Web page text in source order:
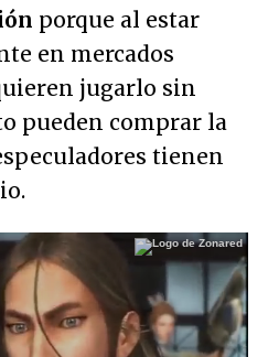
porque al estar
en mercados
jugarlo sin
pueden comprar la
tienen